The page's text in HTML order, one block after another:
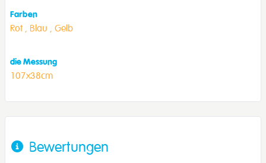
Farben
Rot , Blau , Gelb
die Messung
107x38cm
Bewertungen